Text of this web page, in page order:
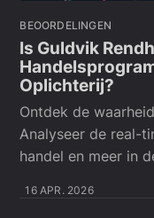
BEOORDELINGEN
Is Guldvik
Oplichterij?
Ontdek de
Analyseer de real-
handel en meer in
16 APR. 2026